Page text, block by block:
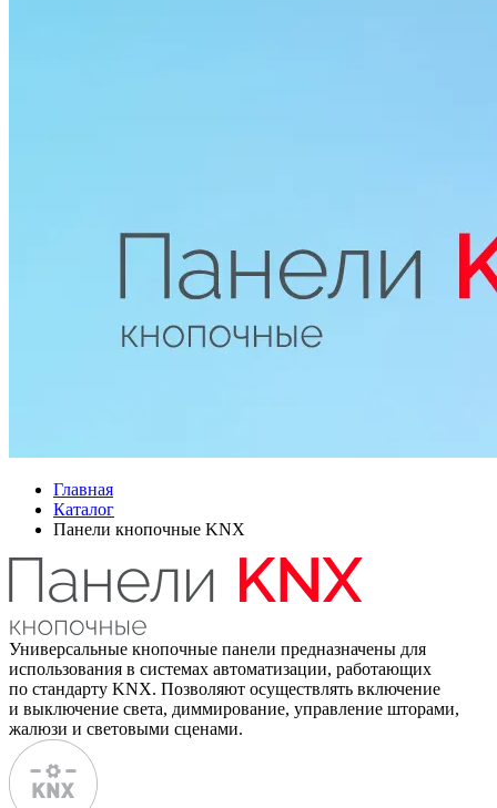
Главная
Каталог
Панели кнопочные KNX
Универсальные кнопочные панели предназначены для
использования в системах автоматизации, работающих
по стандарту KNX. Позволяют осуществлять включение
и выключение света, диммирование, управление шторами,
жалюзи и световыми сценами.